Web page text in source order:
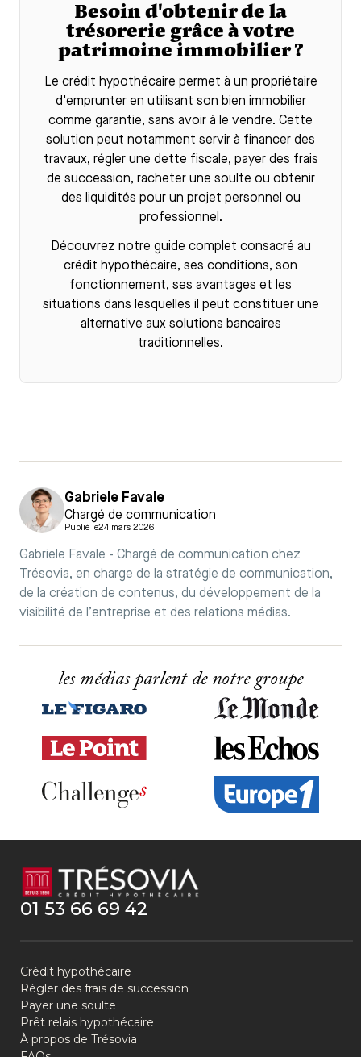
Besoin d'obtenir de la
trésorerie grâce à votre
patrimoine immobilier ?
Le crédit hypothécaire permet à un propriétaire
d'emprunter en utilisant son bien immobilier
comme garantie, sans avoir à le vendre. Cette
solution peut notamment servir à financer des
travaux, régler une dette fiscale, payer des frais
de succession, racheter une soulte ou obtenir
des liquidités pour un projet personnel ou
professionnel.
Découvrez notre guide complet consacré au
crédit hypothécaire, ses conditions, son
fonctionnement, ses avantages et les
situations dans lesquelles il peut constituer une
alternative aux solutions bancaires
traditionnelles.
Gabriele Favale
Chargé de communication
Publié le24 mars 2026
Gabriele Favale - Chargé de communication chez
Trésovia, en charge de la stratégie de communication,
de la création de contenus, du développement de la
visibilité de l’entreprise et des relations médias.
les médias parlent de notre groupe
01 53 66 69 42
Crédit hypothécaire
Régler des frais de succession
Payer une soulte
Prêt relais hypothécaire
À propos de Trésovia